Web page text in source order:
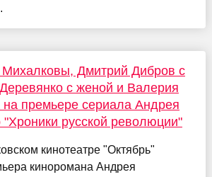
Дмитрий Дибров с
с женой и Валерия
на премьере сериала Андрея
"Хроники русской революции"
кинотеатре "Октябрь"
киноромана Андрея